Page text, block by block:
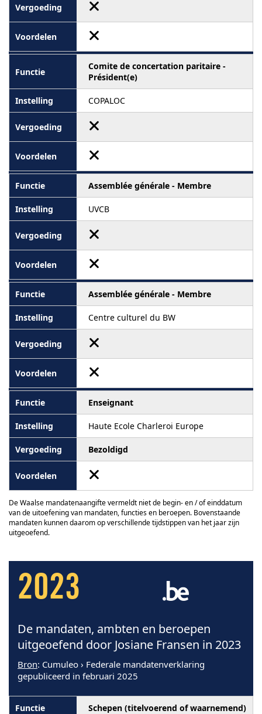
Comite de concertation paritaire -
Président(e)
COPALOC
Assemblée générale - Membre
UVCB
Assemblée générale - Membre
Centre culturel du BW
Enseignant
Haute Ecole Charleroi Europe
Bezoldigd
De Waalse mandatenaangifte vermeldt niet de begin- en / of einddatum
van de uitoefening van mandaten, functies en beroepen. Bovenstaande
mandaten kunnen daarom op verschillende tijdstippen van het jaar zijn
uitgeoefend.
2023
De mandaten, ambten en beroepen
uitgeoefend door Josiane Fransen in 2023
Bron: Cumuleo › Federale mandatenverklaring
gepubliceerd in februari 2025
Schepen (titelvoerend of waarnemend)